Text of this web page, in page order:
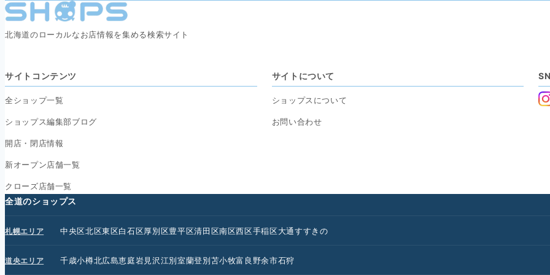
北海道のローカルなお店情報を集める検索サイト
サイトコンテンツ
全ショップ一覧
ショップス編集部ブログ
開店・閉店情報
新オープン店舗一覧
クローズ店舗一覧
サイトについて
ショップスについて
お問い合わせ
全道のショップス
札幌エリア 中央区北区東区白石区厚別区豊平区清田区南区西区手稲区大通すすきの
道央エリア 千歳小樽北広島恵庭岩見沢江別室蘭登別苫小牧富良野余市石狩